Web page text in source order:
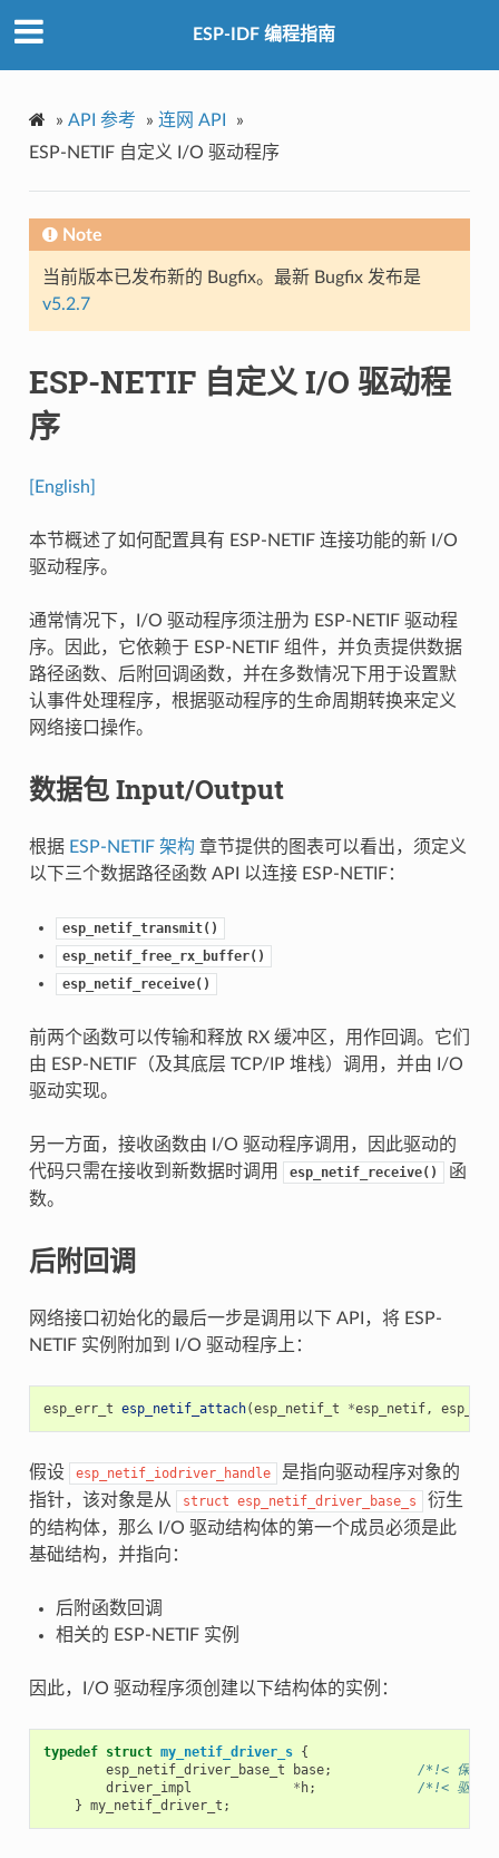
ESP-IDF 编程指南
» API 参考 » 连网 API
»
ESP-NETIF 自定义 I/O 驱动程序
Note
当前版本已发布新的 Bugfix。最新 Bugfix 发布是
v5.2.7
ESP-NETIF 自定义 I/O 驱动程
序
[English]
本节概述了如何配置具有 ESP-NETIF 连接功能的新 I/O
驱动程序。
通常情况下，I/O 驱动程序须注册为 ESP-NETIF 驱动程
序。因此，它依赖于 ESP-NETIF 组件，并负责提供数据
路径函数、后附回调函数，并在多数情况下用于设置默
认事件处理程序，根据驱动程序的生命周期转换来定义
网络接口操作。
数据包 Input/Output
根据 ESP-NETIF 架构 章节提供的图表可以看出，须定义
以下三个数据路径函数 API 以连接 ESP-NETIF：
esp_netif_transmit()
esp_netif_free_rx_buffer()
esp_netif_receive()
前两个函数可以传输和释放 RX 缓冲区，用作回调。它们
由 ESP-NETIF（及其底层 TCP/IP 堆栈）调用，并由 I/O
驱动实现。
另一方面，接收函数由 I/O 驱动程序调用，因此驱动的
代码只需在接收到新数据时调用
esp_netif_receive()
函
数。
后附回调
网络接口初始化的最后一步是调用以下 API，将 ESP-
NETIF 实例附加到 I/O 驱动程序上：
esp_err_t esp_netif_attach(esp_netif_t *esp_netif,
假设 esp_netif_iodriver_handle
是指向驱动程序对象的
指针，该对象是从
struct esp_netif_driver_base_s
衍生
的结构体，那么 I/O 驱动结构体的第一个成员必须是此
基础结构，并指向：
后附函数回调
相关的 ESP-NETIF 实例
因此，I/O 驱动程序须创建以下结构体的实例：
typedef struct my_netif_driver_s {
esp_netif_driver_base_t
base;
/*!< 保留
driver_impl
* h;
/*!< 驱动
} my_netif_driver_t ;